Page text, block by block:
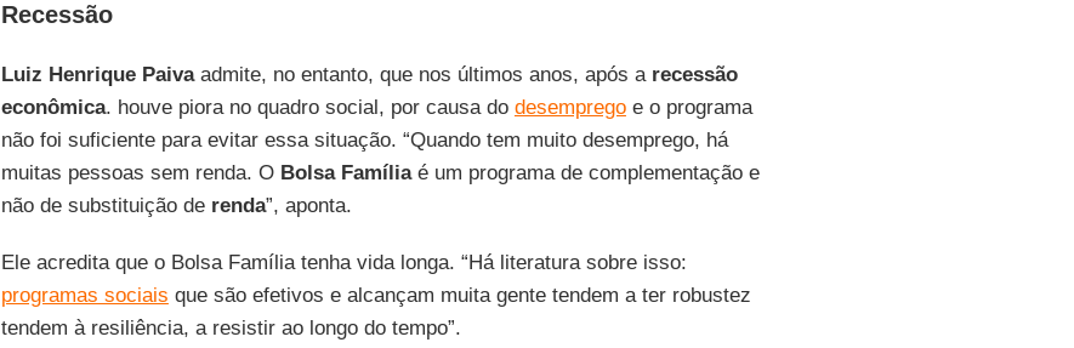
Recessão
Luiz Henrique Paivaadmite, no entanto, que nos últimos anos, após a recessão
econômica. houve piora no quadro social, por causa do desempregoe o programa
não foi suficiente para evitar essa situação. “Quando tem muito desemprego, há
muitas pessoas sem renda. O Bolsa Famíliaé um programa de complementação e
não de substituição de renda”, aponta.
Ele acredita que o Bolsa Família tenha vida longa. “Há literatura sobre isso:
programas sociais que são efetivos e alcançam muita gente tendem a ter robustez
tendem à resiliência, a resistir ao longo do tempo”.